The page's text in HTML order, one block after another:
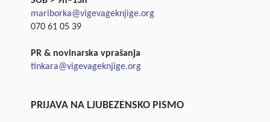
mariborka@vigevageknjige.org
070 61 05 39
PR & novinarska vprašanja
tinkara@vigevageknjige.org
PRIJAVA NA LJUBEZENSKO PISMO